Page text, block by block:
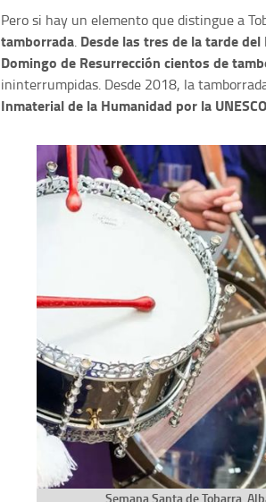
Pero si hay un elemento que distingue a
tamborrada. Desde las tres de la tarde
Domingo de Resurrección cientos de
ininterrumpidas. Desde 2018, la
Inmaterial de la Humanidad por la UNESCO
Semana Santa de Tobarra,